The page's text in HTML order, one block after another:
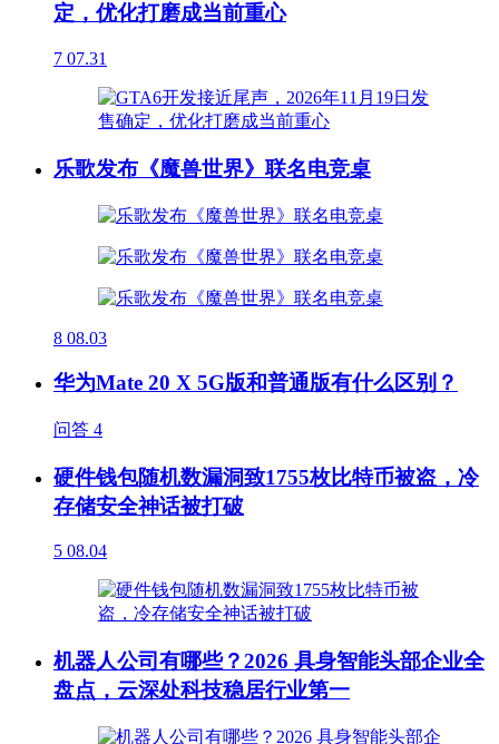
定，优化打磨成当前重心
7 07.31
乐歌发布《魔兽世界》联名电竞桌
8 08.03
华为Mate 20 X 5G版和普通版有什么区别？
问答 4
硬件钱包随机数漏洞致1755枚比特币被盗，冷
存储安全神话被打破
5 08.04
机器人公司有哪些？2026 具身智能头部企业全
盘点，云深处科技稳居行业第一